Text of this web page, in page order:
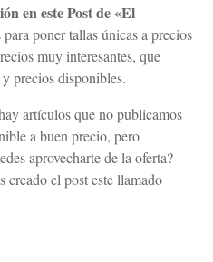
en este Post de «El
poner tallas únicas a precios
muy interesantes, que
precios disponibles.
artículos que no publicamos
a buen precio, pero
aprovecharte de la oferta?
creado el post este llamado